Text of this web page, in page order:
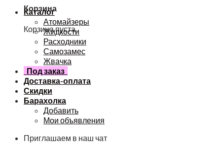
Корзина
Корзина пуста.
Каталог
Атомайзеры
Жидкости
Расходники
Самозамес
Жвачка
Под заказ
Доставка-оплата
Скидки
Барахолка
Добавить
Мои объявления
Приглашаем в наш чат